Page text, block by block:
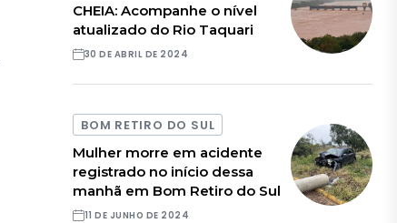
CHEIA: Acompanhe o nível
atualizado do Rio Taquari
30 DE ABRIL DE 2024
BOM RETIRO DO SUL
Mulher morre em acidente
registrado no início dessa
manhã em Bom Retiro do Sul
11 DE JUNHO DE 2024